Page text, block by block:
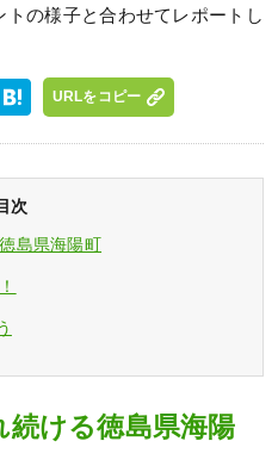
トの様子と合わせてレポートし
URLをコピー
次
島県海陽町
続ける徳島県海陽